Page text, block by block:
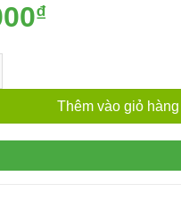
₫
Cơ - Kg số lượng
Thêm vào giỏ hàng